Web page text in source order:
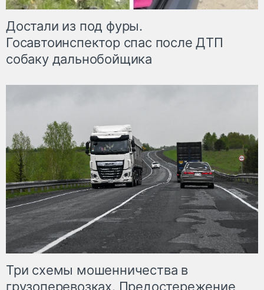
Достали из под фуры.
Госавтоинспектор спас после ДТП
собаку дальнобойщика
Три схемы мошенничества в
грузоперевозках. Предостережение